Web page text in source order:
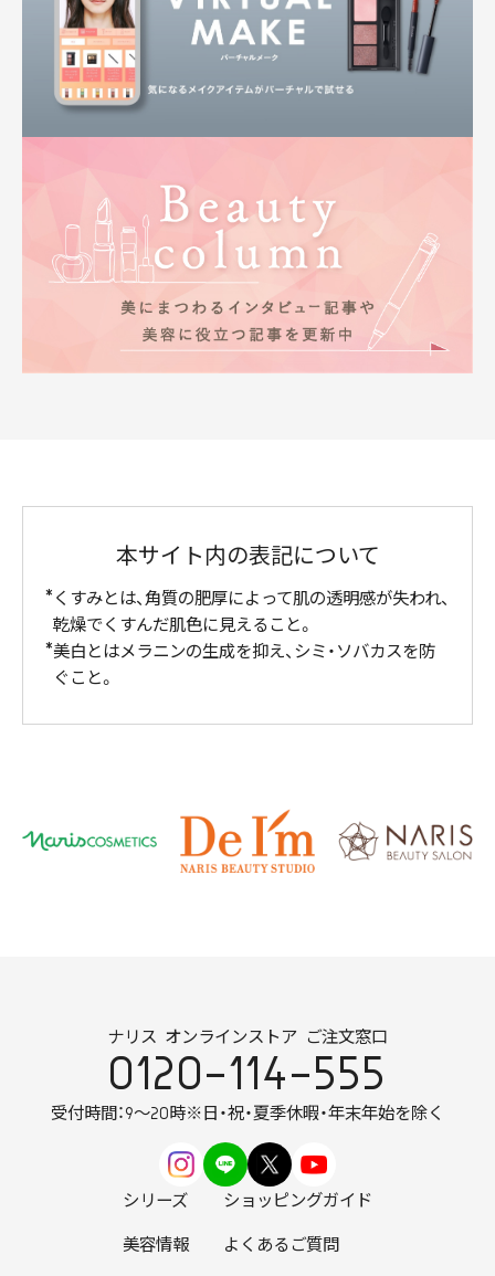
本サイト内の表記について
くすみとは、角質の肥厚によって肌の透明感が失われ、
乾燥でくすんだ肌色に見えること。
美白とはメラニンの生成を抑え、シミ・ソバカスを防
ぐこと。
ナリス オンラインストア ご注文窓口
0120-114-555
受付時間：9～20時※日・祝・夏季休暇・年末年始を除く
シリーズ ショッピングガイド
美容情報 よくあるご質問